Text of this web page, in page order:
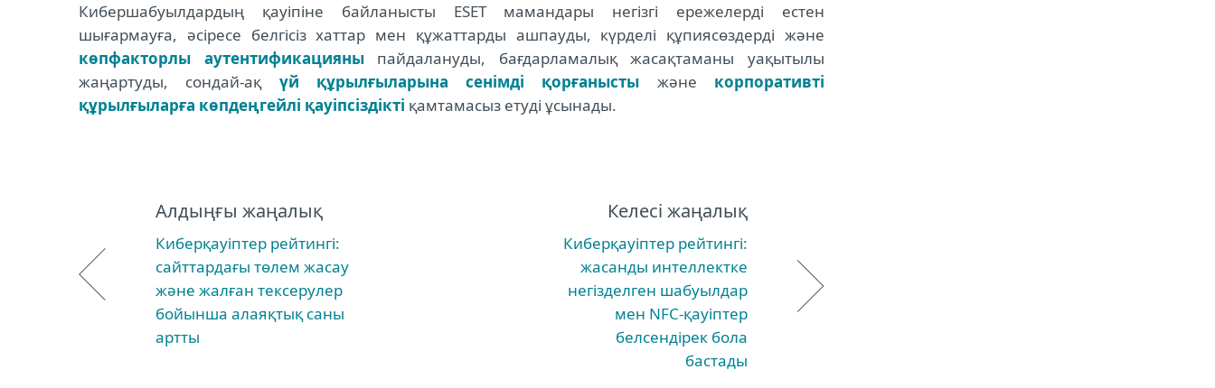
Кибершабуылдардың қауіпіне байланысты ESET мамандары негізгі ережелерді естен
шығармауға, әсіресе белгісіз хаттар мен құжаттарды ашпауды, күрделі құпиясөздерді және
көпфакторлы аутентификацияныпайдалануды, бағдарламалық жасақтаманы уақытылы
жаңартуды, сондай-ақ үй құрылғыларына сенімді қорғанысты және корпоративті
құрылғыларға көпдеңгейлі қауіпсіздікті қамтамасыз етуді ұсынады.
Алдыңғы жаңалық
Киберқауіптер рейтингі:
сайттардағы төлем жасау
және жалған тексерулер
бойынша алаяқтық саны
артты
Келесі жаңалық
Киберқауіптер рейтингі:
жасанды интеллектке
негізделген шабуылдар
мен NFC-қауіптер
белсендірек бола
бастады